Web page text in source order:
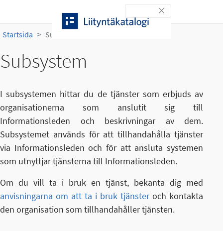
Toggle navigation
Startsida Subsystem
Subsystem
I subsystemen hittar du de tjänster som erbjuds av
organisationerna som anslutit sig till
Informationsleden och beskrivningar av dem.
Subsystemet används för att tillhandahålla tjänster
via Informationsleden och för att ansluta systemen
som utnyttjar tjänsterna till Informationsleden.
Om du vill ta i bruk en tjänst, bekanta dig med
anvisningarna om att ta i bruk tjänsteroch kontakta
den organisation som tillhandahåller tjänsten.